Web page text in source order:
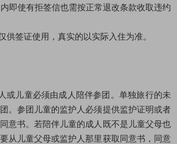
即使有拒签信也需按正常退改条款收取违约
供签证使用，真实的以实际入住为准。
或儿童必须由成人陪伴参团。单独旅行的未
。参团儿童的监护人必须提供监护证明或者
意书。若陪伴儿童的成人既不是儿童父母也
从儿童父母或监护人那里获取同意书，同意